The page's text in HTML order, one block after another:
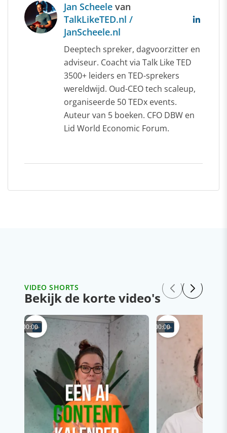
Jan Scheele van
TalkLikeTED.nl /
JanScheele.nl
Deeptech spreker, dagvoorzitter en
adviseur. Coacht via Talk Like TED
3500+ leiders en TED-sprekers
wereldwijd. Oud-CEO tech scaleup,
organiseerde 50 TEDx events.
Auteur van 5 boeken. CFO DBW en
Lid World Economic Forum.
VIDEO SHORTS
Bekijk de korte video's
00:00 00:00